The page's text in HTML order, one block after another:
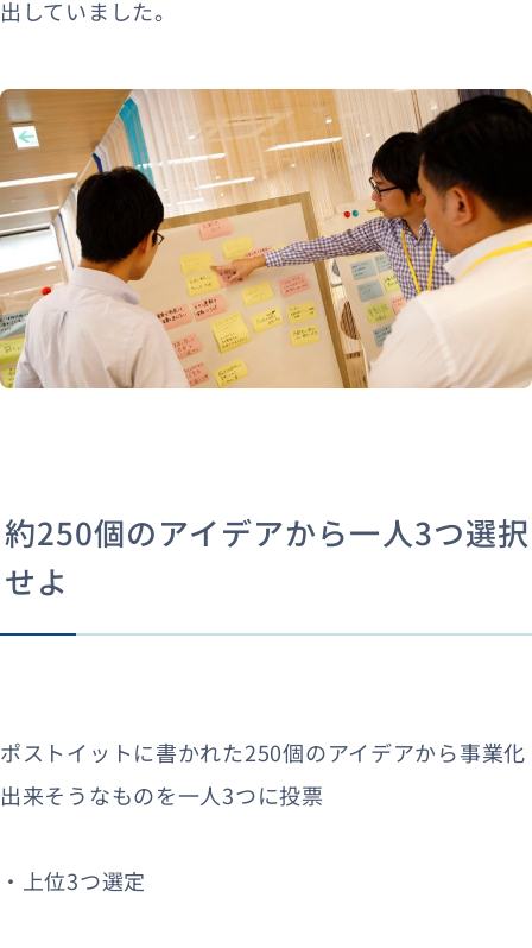
出していました。
約250個のアイデアから一人3つ選択
せよ
ポストイットに書かれた250個のアイデアから事業化
出来そうなものを一人3つに投票
・上位3つ選定